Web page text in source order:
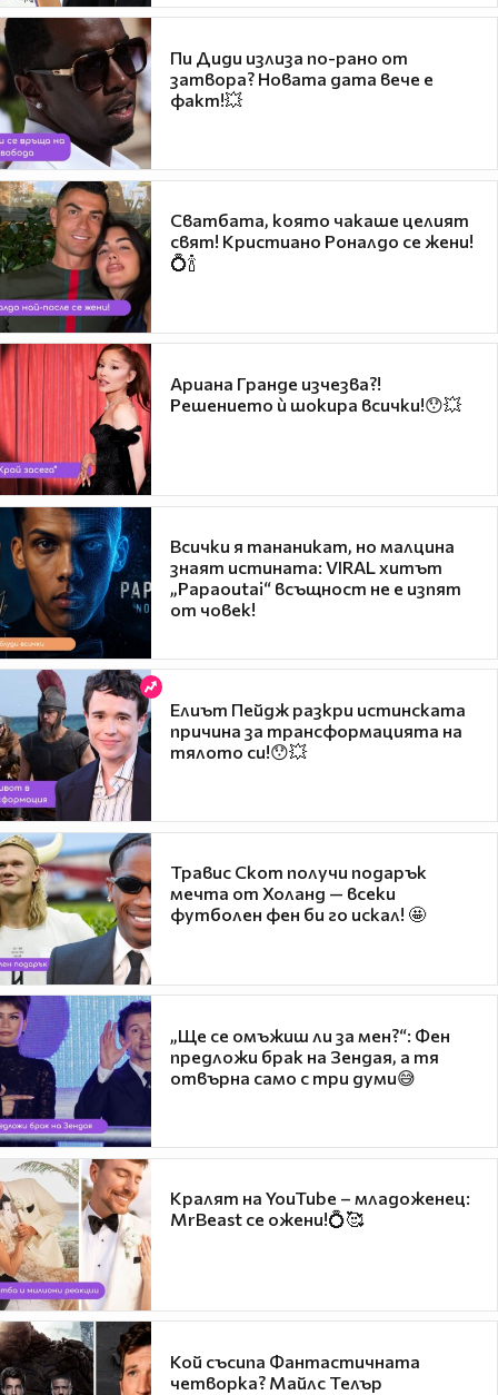
Пи Диди излиза по-рано от
затвора? Новата дата вече е
факт!💥
Сватбата, която чакаше целият
свят! Кристиано Роналдо се жени!
💍🍾
Ариана Гранде изчезва?!
Решението ѝ шокира всички!😯💥
Всички я тананикат, но малцина
знаят истината: VIRAL хитът
„Papaoutai“ всъщност не е изпят
от човек!
Елиът Пейдж разкри истинската
причина за трансформацията на
тялото си!😯💥
Травис Скот получи подарък
мечта от Холанд — всеки
футболен фен би го искал! 🤩
„Ще се омъжиш ли за мен?“: Фен
предложи брак на Зендая, а тя
отвърна само с три думи😅
Кралят на YouTube – младоженец:
MrBeast се ожени!💍🥰
Кой съсипа Фантастичната
четворка? Майлс Телър